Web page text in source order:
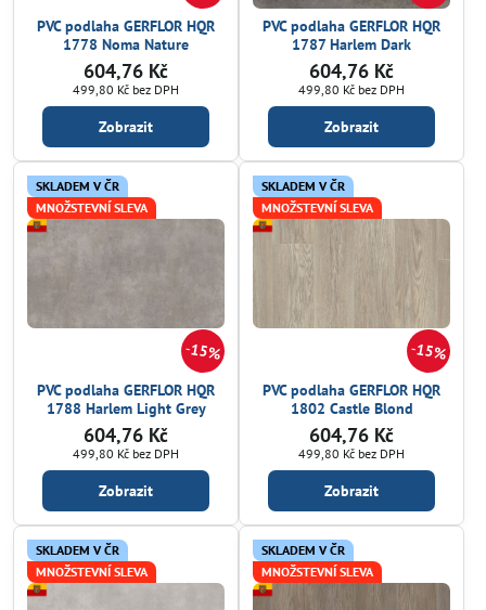
PVC podlaha GERFLOR HQR
1778 Noma Nature
604,76 Kč
499,80 Kč bez DPH
Zobrazit
PVC podlaha GERFLOR HQR
1787 Harlem Dark
604,76 Kč
499,80 Kč bez DPH
Zobrazit
15%
SKLADEM V ČR
MNOŽSTEVNÍ SLEVA
PVC podlaha GERFLOR HQR
1788 Harlem Light Grey
604,76 Kč
499,80 Kč bez DPH
Zobrazit
15%
SKLADEM V ČR
MNOŽSTEVNÍ SLEVA
PVC podlaha GERFLOR HQR
1802 Castle Blond
604,76 Kč
499,80 Kč bez DPH
Zobrazit
SKLADEM V ČR
MNOŽSTEVNÍ SLEVA
SKLADEM V ČR
MNOŽSTEVNÍ SLEVA